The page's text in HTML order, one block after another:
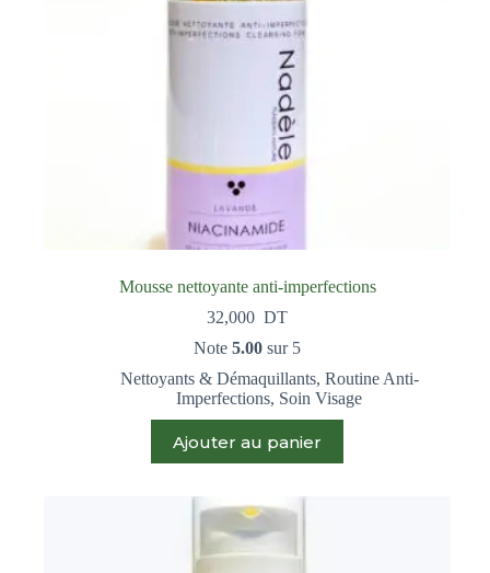
Mousse nettoyante anti-imperfections
32,000 DT
Note5.00 sur 5
Nettoyants & Démaquillants, Routine Anti-
Imperfections, Soin Visage
Ajouter au panier